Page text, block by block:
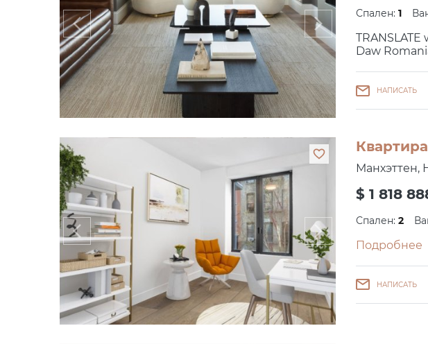
Спален: 1
Daw
НАПИСАТЬ
Манхэттен,
$ 1 818
Спален: 2
Подробнее
НАПИСАТЬ